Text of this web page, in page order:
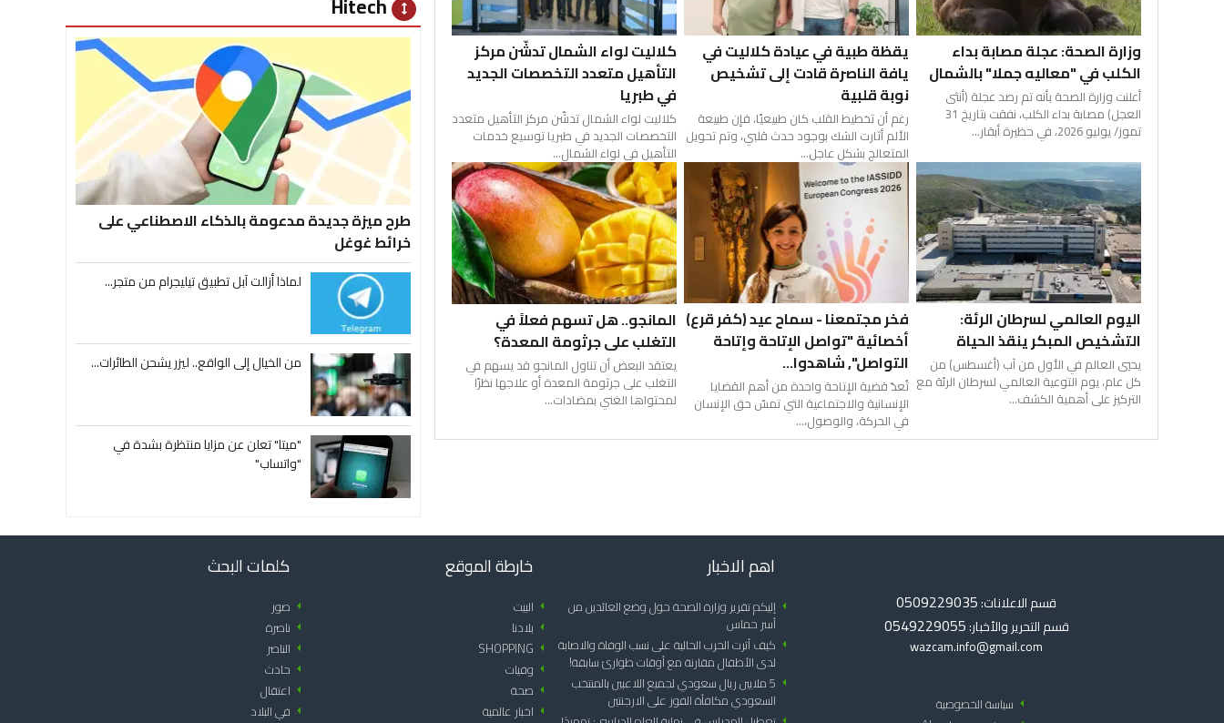
وزارة الصحة: عجلة مصابة بداء
الكلب في "معاليه جملا" بالشمال
أعلنت وزارة الصحة بأنه تم رصد عجلة (أنثى
العجل) مصابة بداء الكلب، نفقت بتاريخ 31
تموز/ يوليو 2026، في حظيرة أبقار...
يقظة طبية في عيادة كلاليت في
يافة الناصرة قادت إلى تشخيص
نوبة قلبية
رغم أن تخطيط القلب كان طبيعيًا، فإن طبيعة
الألم أثارت الشك بوجود حدث قلبي، وتم تحويل
المتعالج بشكل عاجل...
كلاليت لواء الشمال تدشّن مركز
التأهيل متعدد التخصصات الجديد
في طبريا
كلاليت لواء الشمال تدشّن مركز التأهيل متعدد
التخصصات الجديد في طبريا توسيع خدمات
التأهيل في لواء الشمال...
اليوم العالمي لسرطان الرئة:
التشخيص المبكر ينقذ الحياة
يحيي العالم في الأول من آب (أغسطس) من
كل عام، يوم التوعية العالمي لسرطان الرئة مع
التركيز على أهمية الكشف...
فخر مجتمعنا - سماح عيد (كفر قرع)
أخصائية "تواصل الإتاحة وإتاحة
التواصل", شاهدوا...
تُعدّ قضية الإتاحة واحدة من أهم القضايا
الإنسانية والاجتماعية التي تمسّ حق الإنسان
في الحركة، والوصول،...
المانجو.. هل تسهم فعلاً في
التغلب على جرثومة المعدة؟
يعتقد البعض أن تناول المانجو قد يسهم في
التغلب على جرثومة المعدة أو علاجها نظرًا
لمحتواها الغني بمضادات...
height
طرح ميزة جديدة مدعومة بالذكاء الاصطناعي على
خرائط غوغل
لماذا أزالت آبل تطبيق تيليجرام من متجر...
من الخيال إلى الواقع.. ليزر يشحن الطائرات...
"ميتا" تعلن عن مزايا منتظرة بشدة في
"واتساب"
قسم الاعلانات: 0509229035
قسم التحرير والأخبار: 0549229055
wazcam.info@gmail.com
arrow_left سياسة الخصوصية
اهم الاخبار
arrow_left إليكم تقرير وزارة الصحة حول وضع العائدين من
أسر حماس
arrow_left كيف أثرت الحرب الحالية على نسب الوفاة والاصابة
لدى الأطفال مقارنة مع أوقات طوارئ سابقة!
arrow_left 5 ملايين ريال سعودي لجميع اللاعبين بالمنتخب
السعودي مكافأة الفوز على الارجنتين
خارطة الموقع
arrow_left البيت
arrow_left بلادنا
arrow_left
SHOPPING
arrow_left وفيات
arrow_left صحة
arrow_left اخبار عالمية
كلمات البحث
arrow_left صور
arrow_left ناصرة
arrow_left الناصر
arrow_left حادث
arrow_left اعتقال
arrow_left في البلاد